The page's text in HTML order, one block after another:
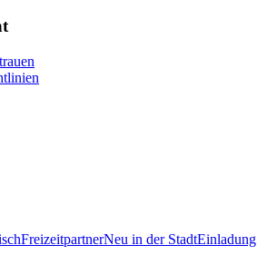
FreizeitpartnerNeu in der StadtEinladung